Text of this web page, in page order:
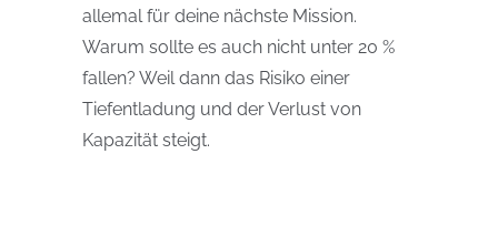
allemal für deine nächste Mission.
Warum sollte es auch nicht unter 20 %
fallen? Weil dann das Risiko einer
Tiefentladung und der Verlust von
Kapazität steigt.